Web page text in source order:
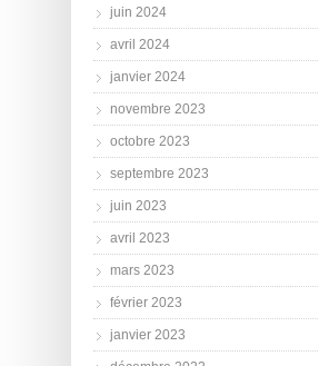
juin 2024
avril 2024
janvier 2024
novembre 2023
octobre 2023
septembre 2023
juin 2023
avril 2023
mars 2023
février 2023
janvier 2023